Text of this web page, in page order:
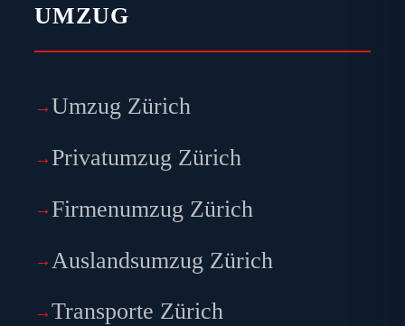
UMZUG
Umzug Zürich
Privatumzug Zürich
Firmenumzug Zürich
Auslandsumzug Zürich
Transporte Zürich